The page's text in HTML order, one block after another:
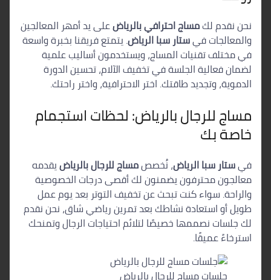
نحن نقدم لكمساج احترافي بالرياضعلى يد أمهر المعالجين
والمعالجات فيستار سبا الرياض. يتمتع فريقنا بخبرة واسعة
في مختلف تقنيات المساج، ويستخدمون أساليب علمية
لضمان فعالية الجلسة في تخفيف الآلام، تحسين الدورة
الدموية، وتجديد طاقتك. اختر الاحترافية، واختر راحتك.
مساج للرجال بالرياض: لحظات استجمام
خاصة بك
فيستار سبا الرياض، نُخصصمساج للرجال بالرياضيقدمه
معالجون محترفون يضمنون لك أقصى درجات الخصوصية
والراحة. سواء كنت تبحث عن تخفيف التوتر بعد يوم عمل
طويل أو استعادة نشاطك بعد تمرين رياضي شاق، نحن نقدم
لك جلسات نصممها خصيصًا لتلائم احتياجات الرجال وتمنحك
استرخاءً عميقًا.
جلسات مساج للرجال بالرياض